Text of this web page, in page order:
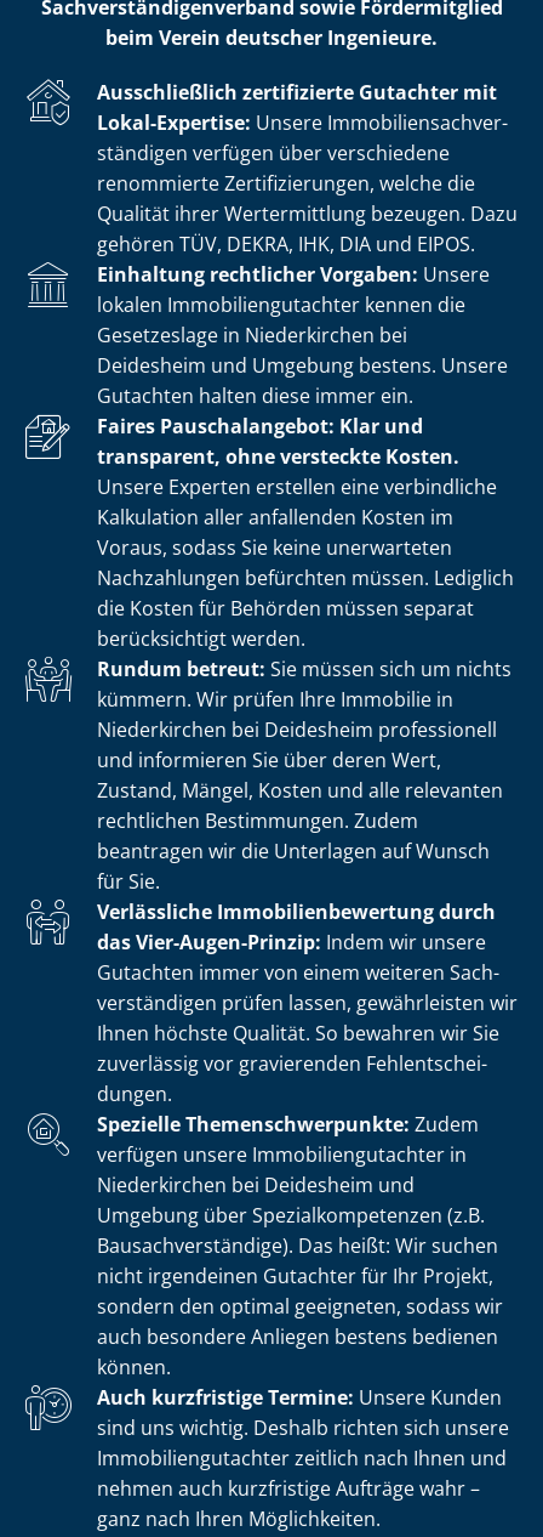
Sach­ver­stän­di­gen­ver­band sowie Fördermitglied
beim Verein deutscher Ingenieure.
Ausschließlich zertifizierte Gutachter mit
Lokal-Expertise: Unsere Im­mo­bi­li­en­sach­ver­
stän­di­gen verfügen über verschiedene
renommierte Zer­ti­fi­zie­run­gen, welche die
Qualität ihrer Wertermittlung bezeugen. Dazu
gehören TÜV, DEKRA, IHK, DIA und EIPOS.
Einhaltung rechtlicher Vorgaben: Unsere
lokalen Im­mo­bi­li­en­gut­ach­ter kennen die
Gesetzeslage in Niederkirchen bei
Deidesheim und Umgebung bestens. Unsere
Gutachten halten diese immer ein.
Faires Pauschalangebot: Klar und
transparent, ohne versteckte Kosten.
Unsere Experten erstellen eine verbindliche
Kalkulation aller anfallenden Kosten im
Voraus, sodass Sie keine unerwarteten
Nachzahlungen befürchten müssen. Lediglich
die Kosten für Behörden müssen separat
berücksichtigt werden.
Rundum betreut: Sie müssen sich um nichts
kümmern. Wir prüfen Ihre Immobilie in
Niederkirchen bei Deidesheim professionell
und informieren Sie über deren Wert,
Zustand, Mängel, Kosten und alle relevanten
rechtlichen Bestimmungen. Zudem
beantragen wir die Unterlagen auf Wunsch
für Sie.
Verlässliche Im­mo­bi­li­en­be­wer­tung durch
das Vier-Augen-Prinzip: Indem wir unsere
Gutachten immer von einem weiteren Sach­
ver­stän­di­gen prüfen lassen, gewährleisten wir
Ihnen höchste Qualität. So bewahren wir Sie
zuverlässig vor gravierenden Fehl­ent­schei­
dun­gen.
Spezielle The­men­schwer­punk­te: Zudem
verfügen unsere Im­mo­bi­li­en­gut­ach­ter in
Niederkirchen bei Deidesheim und
Umgebung über Spe­zi­al­kom­pe­ten­zen (z.B.
Bau­sach­ver­stän­di­ge). Das heißt: Wir suchen
nicht irgendeinen Gutachter für Ihr Projekt,
sondern den optimal geeigneten, sodass wir
auch besondere Anliegen bestens bedienen
können.
Auch kurzfristige Termine: Unsere Kunden
sind uns wichtig. Deshalb richten sich unsere
Im­mo­bi­li­en­gut­ach­ter zeitlich nach Ihnen und
nehmen auch kurzfristige Aufträge wahr –
ganz nach Ihren Möglichkeiten.